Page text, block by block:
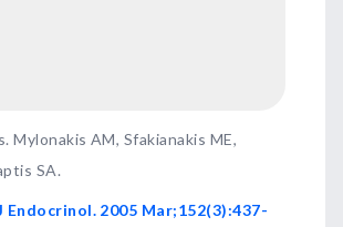
Mylonakis AM, Sfakianakis ME,
SA.
Endocrinol. 2005 Mar;152(3):437-